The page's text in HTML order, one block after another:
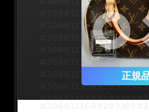
#3066123689299189
#3066123689299189
#3066123689299189
#3066123689299189
#3066123689299189
#3066123689299189
#3066123689299189
#3066123689299189
正規